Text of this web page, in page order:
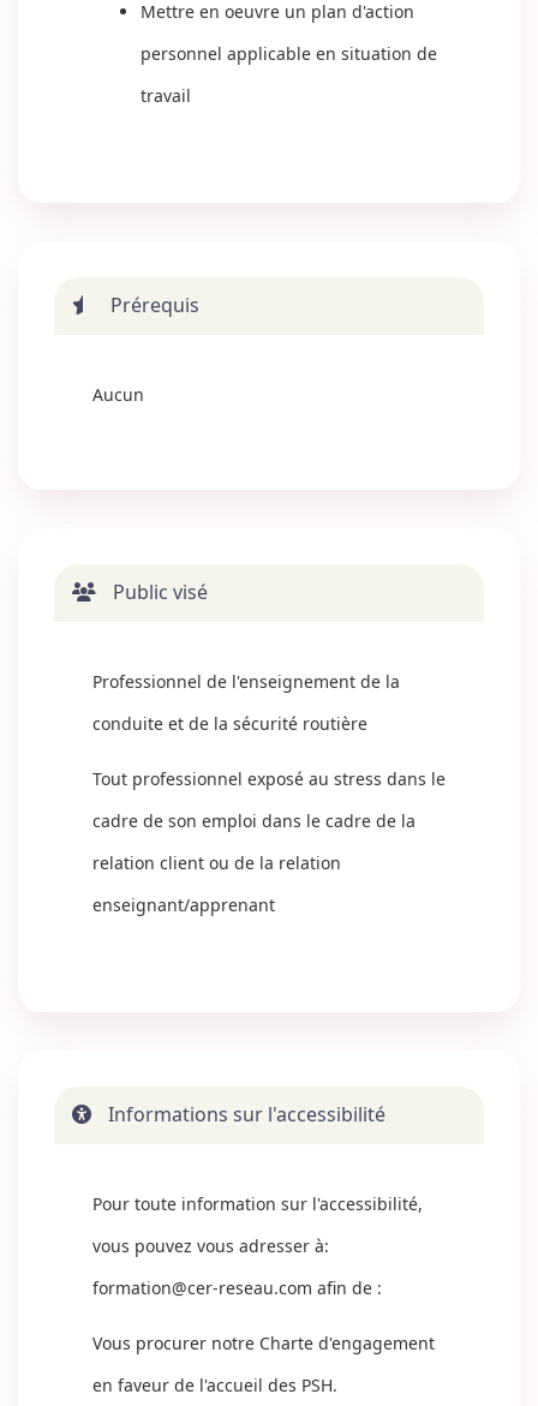
Mettre en oeuvre un plan d'action
personnel applicable en situation de
travail
Prérequis
Aucun
Public visé
Professionnel de l'enseignement de la
conduite et de la sécurité routière
Tout professionnel exposé au stress dans le
cadre de son emploi dans le cadre de la
relation client ou de la relation
enseignant/apprenant
Informations sur l'accessibilité
Pour toute information sur l'accessibilité,
vous pouvez vous adresser à:
formation@cer-reseau.com afin de :
Vous procurer notre Charte d'engagement
en faveur de l'accueil des PSH.